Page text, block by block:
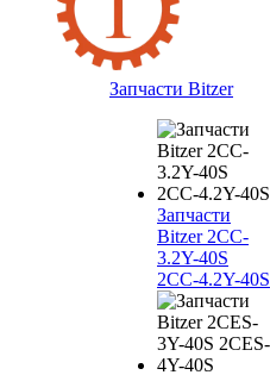
Запчасти Bitzer
Запчасти
Bitzer 2CC-
3.2Y-40S
2CC-4.2Y-40S